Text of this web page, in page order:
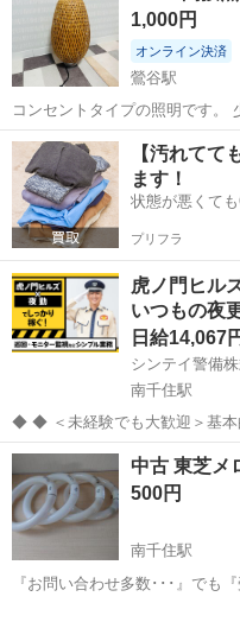
口金 E26 詳...
1,000円
オンライン決済
鶯谷駅
コンセントタイプの照明です。
ク風としてご理解いただける方
東京 荒川区 鶯谷駅
【汚れてて
ます！
状態が悪くて
プリフラ
虎ノ門ヒル
いつもの夜
日給14,067
南千住駅
◆ ◆ ＜未経験でも大歓迎＞基本的に未経験でも始めやすい！徹底サポ
ート体制♪ 虎ノ門ヒルズで働こ
だからこその高日給でガンガン
なめ♪ ＼未経験...
東京 荒川区 南千住駅
中古 東
500円
南千住駅
『お問い合わせ多数･･･』でも